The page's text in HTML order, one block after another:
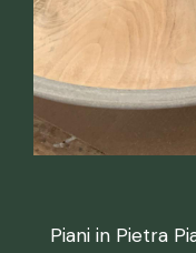
Piani in Pietra